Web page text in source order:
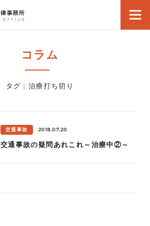
コラム
タグ：治療打ち切り
交通事故 2018.07.20
交通事故の疑問あれこれ～治療中②～